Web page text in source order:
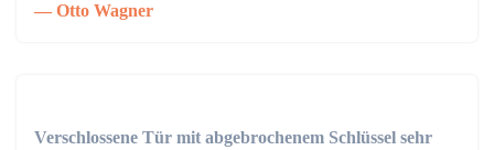
Otto Wagner
Verschlossene Tür mit abgebrochenem Schlüssel sehr